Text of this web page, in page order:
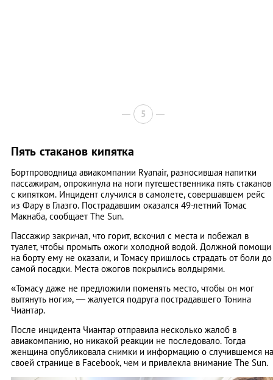
5
Пять стаканов кипятка
Бортпроводница авиакомпании Ryanair, разносившая напитки
пассажирам, опрокинула на ноги путешественника пять стаканов
с кипятком. Инцидент случился в самолете, совершавшем рейс
из Фару в Глазго. Пострадавшим оказался 49-летний Томас
Макнаба, сообщает The Sun.
Пассажир закричал, что горит, вскочил с места и побежал в
туалет, чтобы промыть ожоги холодной водой. Должной помощи
на борту ему не оказали, и Томасу пришлось страдать от боли до
самой посадки. Места ожогов покрылись волдырями.
«Томасу даже не предложили поменять место, чтобы он мог
вытянуть ноги», — жалуется подруга пострадавшего Тонина
Чиантар.
После инцидента Чиантар отправила несколько жалоб в
авиакомпанию, но никакой реакции не последовало. Тогда
женщина опубликовала снимки и информацию о случившемся на
своей странице в Facebook, чем и привлекла внимание The Sun.